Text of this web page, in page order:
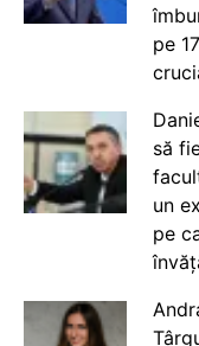
pe
să
un
pe